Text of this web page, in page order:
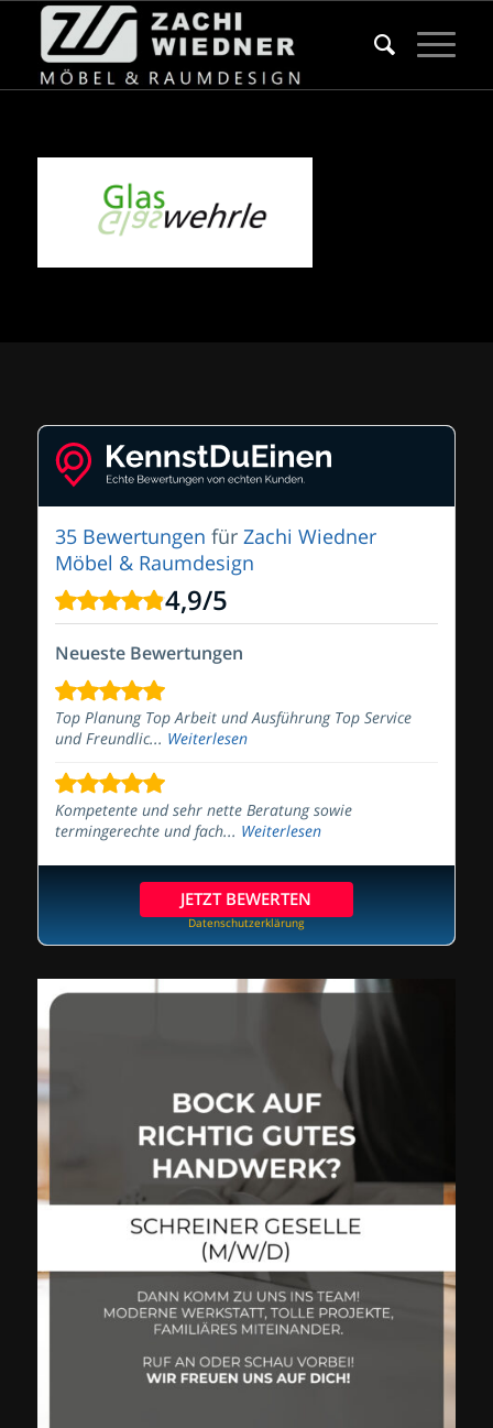
35 Bewertungen für Zachi Wiedner
Möbel & Raumdesign
4,9/5
Neueste Bewertungen
Top Planung Top Arbeit und Ausführung Top Service
und Freundlic... Weiterlesen
Kompetente und sehr nette Beratung sowie
termingerechte und fach... Weiterlesen
JETZT BEWERTEN
Datenschutzerklärung